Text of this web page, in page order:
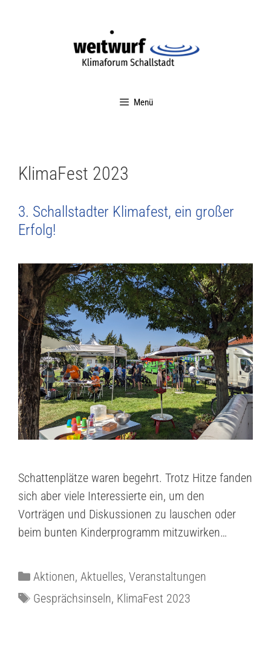
Menü
KlimaFest 2023
3. Schallstadter Klimafest, ein großer
Erfolg!
Schattenplätze waren begehrt. Trotz Hitze fanden
sich aber viele Interessierte ein, um den
Vorträgen und Diskussionen zu lauschen oder
beim bunten Kinderprogramm mitzuwirken…
Aktionen, Aktuelles, Veranstaltungen
Gesprächsinseln, KlimaFest 2023